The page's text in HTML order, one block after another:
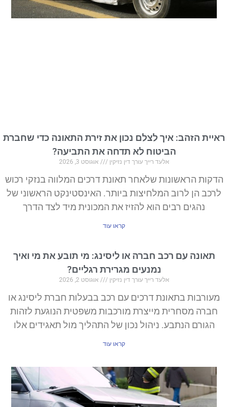
הזהב: איך לצלם נכון את זירת התאונה כדי שחברת
הביטוח לא תדחה את התביעה?
אלעד רייך עורך דין נזיקין אוגוסט 3, 2026
הראשונות שלאחר תאונת דרכים המלווה בנזקי רכוש
הן לרוב המלחיצות ביותר. האינסטינקט הראשוני של
נהגים רבים הוא להזיז את המכונית מיד לצד הדרך
קראו עוד
עם רכב חברה או ליסינג: מי תובע את מי ואיך
נמנעים מגרירת רגליים?
אלעד רייך עורך דין נזיקין אוגוסט 2, 2026
בתאונת דרכים עם רכב בבעלות חברת ליסינג או
מסחרית מייצרת מורכבות משפטית הנוגעת לזהות
הנתבע. ניהול נכון של התהליך מול תאגידים אלו
קראו עוד